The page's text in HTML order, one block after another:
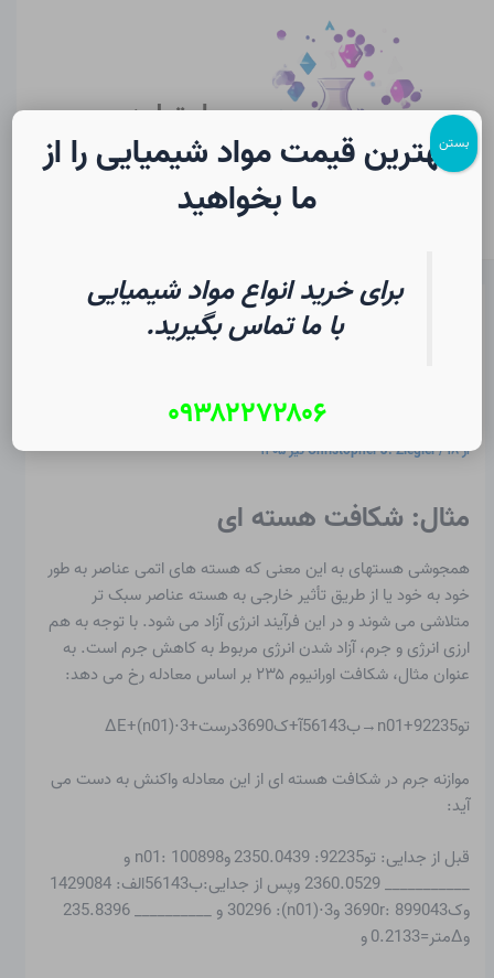
سایت لرن
شیمی
جرم و انرژی – انرژی اتصال هسته
از Christopher J. Ziegler/۱۸ تیر ۱۴۰۵
مثال: شکافت هسته ای
همجوشی هستهای به این معنی که هسته های اتمی عناصر به طور
خود به خود یا از طریق تأثیر خارجی به هسته عناصر سبک تر
متلاشی می شوند و در این فرآیند انرژی آزاد می شود. با توجه به هم
ارزی انرژی و جرم، آزاد شدن انرژی مربوط به کاهش جرم است. به
عنوان مثال، شکافت اورانیوم ۲۳۵ بر اساس معادله رخ می دهد:
تو92235+n01→ب56143آ+ک3690درست+3⋅(n01)+ΔE
موازنه جرم در شکافت هسته ای از این معادله واکنش به دست می
آید:
قبل از جدایی: تو92235: 2350.0439 وn01: 100898 و
___________ 2360.0529 وپس از جدایی:ب56143الف: 1429084
وک3690r: 899043 و3⋅(n01): 30296 و __________ 235.8396
وΔمتر=0.2133 و
بهترین قیمت مواد شیمیایی را از
ما بخواهید
برای خرید انواع مواد شیمیایی
با ما تماس بگیرید.
۰۹۳۸۲۲۷۲۸۰۶
بستن